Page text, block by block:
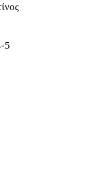
5